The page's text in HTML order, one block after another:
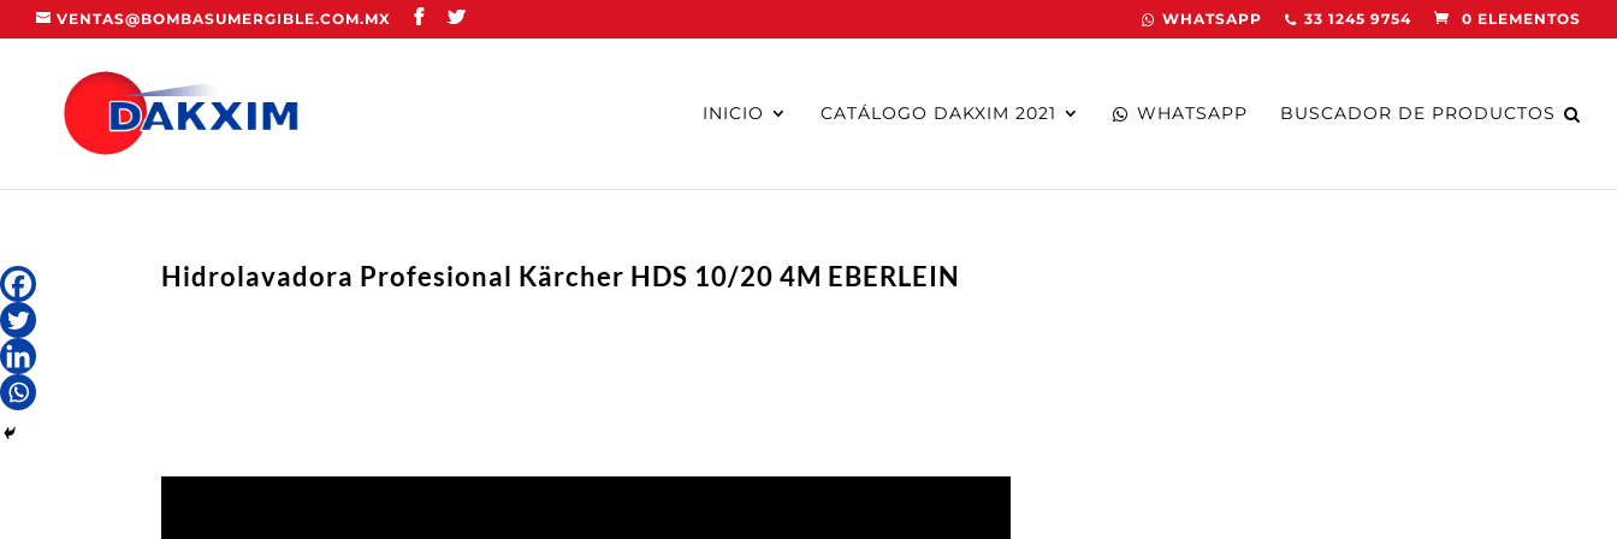
VENTAS@BOMBASUMERGIBLE.COM.MX WHATSAPP 33 1245 9754 0 ELEMENTOS
INICIO CATÁLOGO DAKXIM 2021 WHATSAPP BUSCADOR DE PRODUCTOS
Hidrolavadora Profesional Kärcher HDS 10/20 4M EBERLEIN